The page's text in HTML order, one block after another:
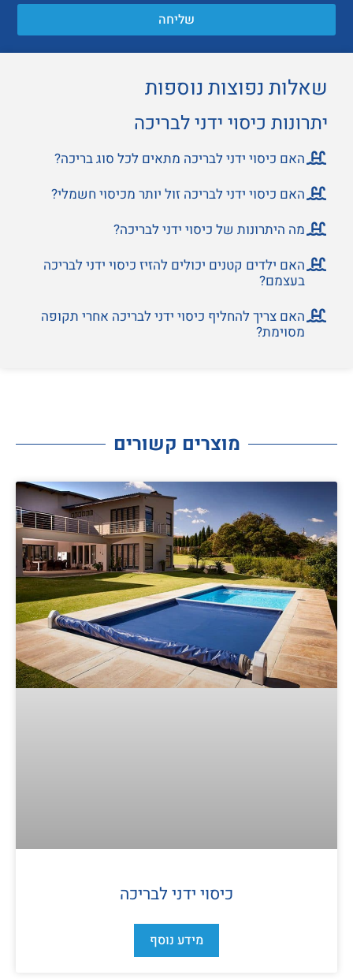
שליחה
שאלות נפוצות נוספות
יתרונות כיסוי ידני לבריכה
האם כיסוי ידני לבריכה מתאים לכל סוג בריכה?
האם כיסוי ידני לבריכה זול יותר מכיסוי חשמלי?
מה היתרונות של כיסוי ידני לבריכה?
האם ילדים קטנים יכולים להזיז כיסוי ידני לבריכה
בעצמם?
האם צריך להחליף כיסוי ידני לבריכה אחרי תקופה
מסוימת?
מוצרים קשורים
כיסוי ידני לבריכה
מידע נוסף